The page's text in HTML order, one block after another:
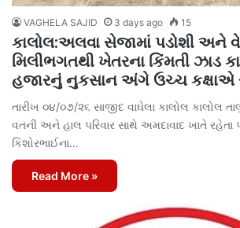
VAGHELA SAJID 3 days ago 15
કાલોલ:અલવા સેજામાં પડોશી અને
મિલીભગતથી ખેતરના કિંમતી ઝાડ
હજારનું નુકસાન અંગે ઉચ્ચ
તારીખ ૦૪/૦૭/૨૬ સાજીદ વાઘેલા કાલોલ કાલોલ
વતની અને હાલ પરિવાર સાથે અમદાવાદ ખાતે
કિશોરભાઈના…
Read More »